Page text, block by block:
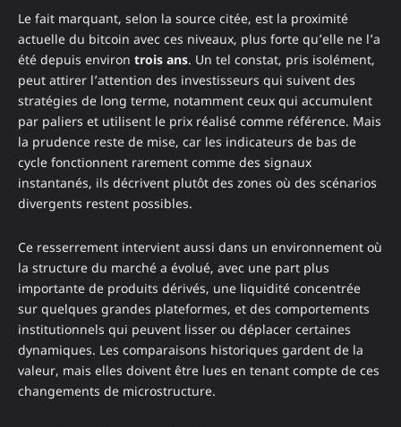
Le fait marquant, selon la source citée, est la proximité
actuelle du bitcoin avec ces niveaux, plus forte qu’elle ne l’a
été depuis environ trois ans. Un tel constat, pris isolément,
peut attirer l’attention des investisseurs qui suivent des
stratégies de long terme, notamment ceux qui accumulent
par paliers et utilisent le prix réalisé comme référence. Mais
la prudence reste de mise, car les indicateurs de bas de
cycle fonctionnent rarement comme des signaux
instantanés, ils décrivent plutôt des zones où des scénarios
divergents restent possibles.
Ce resserrement intervient aussi dans un environnement où
la structure du marché a évolué, avec une part plus
importante de produits dérivés, une liquidité concentrée
sur quelques grandes plateformes, et des comportements
institutionnels qui peuvent lisser ou déplacer certaines
dynamiques. Les comparaisons historiques gardent de la
valeur, mais elles doivent être lues en tenant compte de ces
changements de microstructure.